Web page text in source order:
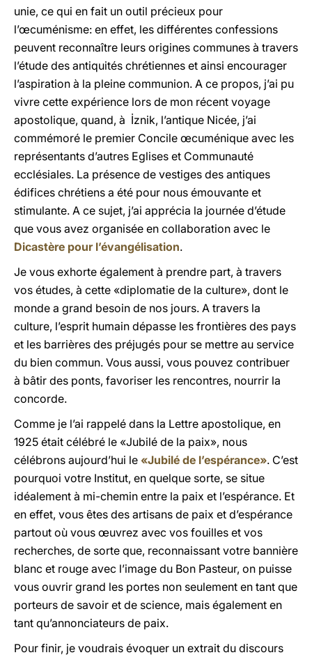
unie, ce qui en fait un outil précieux pour
l’œcuménisme: en effet, les différentes confessions
peuvent reconnaître leurs origines communes à travers
l’étude des antiquités chrétiennes et ainsi encourager
l’aspiration à la pleine communion. A ce propos, j’ai pu
vivre cette expérience lors de mon récent voyage
apostolique, quand, à İznik, l’antique Nicée, j’ai
commémoré le premier Concile œcuménique avec les
représentants d’autres Eglises et Communauté
ecclésiales. La présence de vestiges des antiques
édifices chrétiens a été pour nous émouvante et
stimulante. A ce sujet, j’ai apprécia la journée d’étude
que vous avez organisée en collaboration avec le
Dicastère pour l’évangélisation.
Je vous exhorte également à prendre part, à travers
vos études, à cette «diplomatie de la culture», dont le
monde a grand besoin de nos jours. A travers la
culture, l’esprit humain dépasse les frontières des pays
et les barrières des préjugés pour se mettre au service
du bien commun. Vous aussi, vous pouvez contribuer
à bâtir des ponts, favoriser les rencontres, nourrir la
concorde.
Comme je l’ai rappelé dans la Lettre apostolique, en
1925 était célébré le «Jubilé de la paix», nous
célébrons aujourd’hui le «Jubilé de l’espérance». C’est
pourquoi votre Institut, en quelque sorte, se situe
idéalement à mi-chemin entre la paix et l’espérance. Et
en effet, vous êtes des artisans de paix et d’espérance
partout où vous œuvrez avec vos fouilles et vos
recherches, de sorte que, reconnaissant votre bannière
blanc et rouge avec l’image du Bon Pasteur, on puisse
vous ouvrir grand les portes non seulement en tant que
porteurs de savoir et de science, mais également en
tant qu’annonciateurs de paix.
Pour finir, je voudrais évoquer un extrait du discours